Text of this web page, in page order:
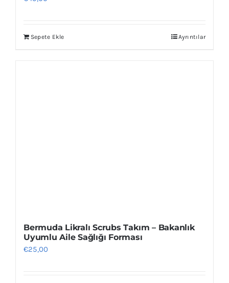
Sepete Ekle Ayrıntılar
Bermuda Likralı Scrubs Takım – Bakanlık
Uyumlu Aile Sağlığı Forması
€25,00